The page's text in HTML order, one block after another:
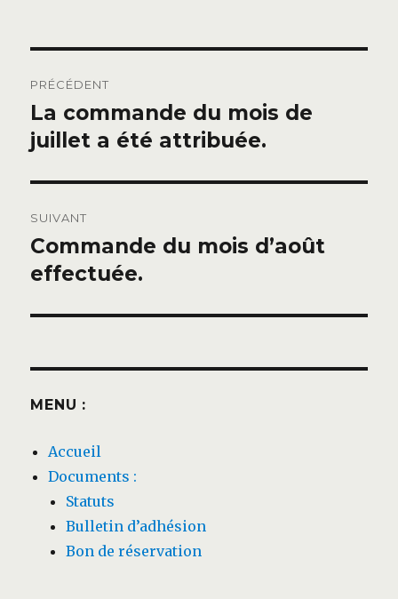
de
l’article
PRÉCÉDENT
Publication
précédente :
La commande du mois de
juillet a été attribuée.
SUIVANT
Publication
suivante :
Commande du mois d’août
effectuée.
MENU :
Accueil
Documents :
Statuts
Bulletin d’adhésion
Bon de réservation